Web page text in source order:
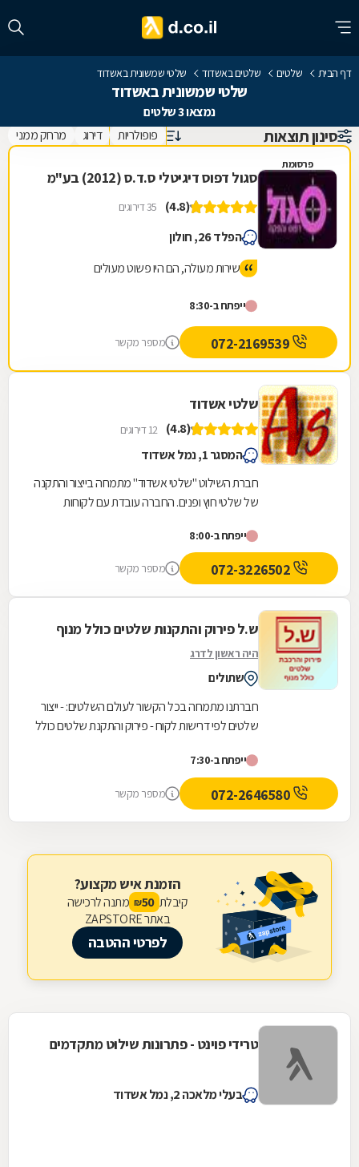
דף הבית שלטים שלטים באשדוד שלטי שמשונית באשדוד
שלטי שמשונית באשדוד
נמצאו 3 שלטים
סינון תוצאות פופולריות דירוג מרחק ממני
פרסומת
סגול דפוס דיגיטלי ס.ד.ס (2012) בע"מ
(4.8) 35 דירוגים
הפלד 26, חולון
שירות מעולה, הם היו פשוט מעולים
ייפתח ב-8:30
מספר מקשר
שלטי אשדוד
(4.8) 12 דירוגים
המסגר 1, נמל אשדוד
חברת השילוט "שלטי אשדוד" מתמחה בייצור והתקנה
של שלטי חוץ ופנים. החברה עובדת עם לקוחות
סדר...ייפתח ב-8:00
מספר מקשר
ש.ל פירוק והתקנות שלטים כולל מנוף
היה ראשון לדרג
שתולים
חברתנו מתמחה בכל הקשור לעולם השלטים: - ייצור
שלטים לפי דרישות לקוח - פירוק והתקנת שלטים כולל
ולא...ייפתח ב-7:30
מספר מקשר
הזמנת איש מקצוע?
קיבלת 50
₪ מתנה לרכישה
באתר ZAPSTORE
לפרטי ההטבה
טרידי פוינט - פתרונות שילוט מתקדמים
בעלי מלאכה 2, נמל אשדוד